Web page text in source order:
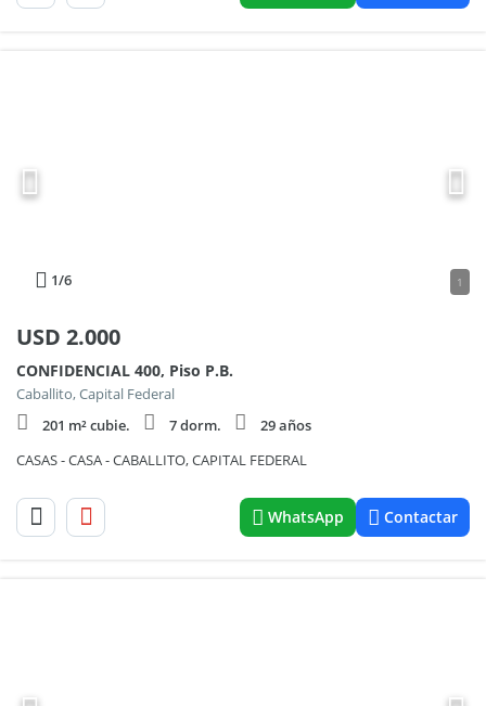
1/6 1
USD 2.000
CONFIDENCIAL 400, Piso P.B.
Caballito, Capital Federal
201 m² cubie.
7 dorm.
29 años
CASAS - CASA - CABALLITO, CAPITAL FEDERAL
WhatsApp Contactar